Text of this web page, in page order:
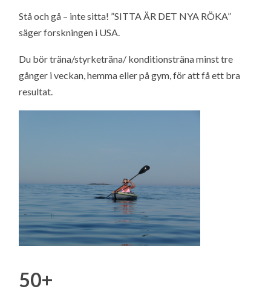
Stå och gå – inte sitta! ”SITTA ÄR DET NYA RÖKA”
säger forskningen i USA.
Du bör träna/styrketräna/ konditionsträna minst tre
gånger i veckan, hemma eller på gym, för att få ett bra
resultat.
50+